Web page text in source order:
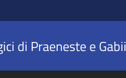
di Praeneste e Gabii